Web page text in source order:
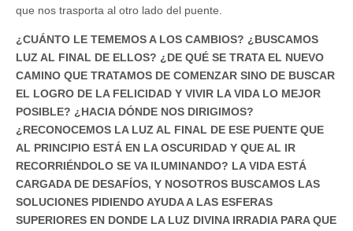
que nos trasporta al otro lado del puente.
¿CUÁNTO LE TEMEMOS A LOS CAMBIOS? ¿BUSCAMOS
LUZ AL FINAL DE ELLOS? ¿DE QUÉ SE TRATA EL NUEVO
CAMINO QUE TRATAMOS DE COMENZAR SINO DE BUSCAR
EL LOGRO DE LA FELICIDAD Y VIVIR LA VIDA LO MEJOR
POSIBLE? ¿HACIA DÓNDE NOS DIRIGIMOS?
¿RECONOCEMOS LA LUZ AL FINAL DE ESE PUENTE QUE
AL PRINCIPIO ESTÁ EN LA OSCURIDAD Y QUE AL IR
RECORRIÉNDOLO SE VA ILUMINANDO? LA VIDA ESTÁ
CARGADA DE DESAFÍOS, Y NOSOTROS BUSCAMOS LAS
SOLUCIONES PIDIENDO AYUDA A LAS ESFERAS
SUPERIORES EN DONDE LA LUZ DIVINA IRRADIA PARA QUE